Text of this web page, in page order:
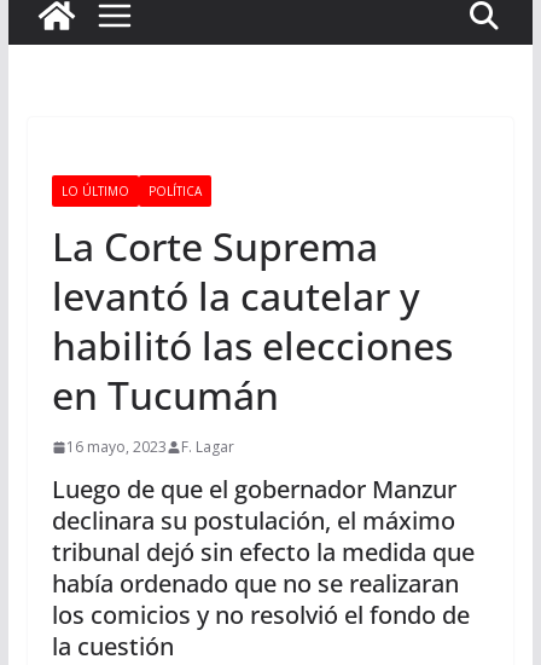
LO ÚLTIMO POLÍTICA
La Corte Suprema
levantó la cautelar y
habilitó las elecciones
en Tucumán
16 mayo, 2023 F. Lagar
Luego de que el gobernador Manzur
declinara su postulación, el máximo
tribunal dejó sin efecto la medida que
había ordenado que no se realizaran
los comicios y no resolvió el fondo de
la cuestión